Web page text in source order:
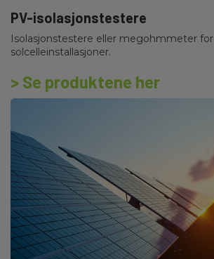
PV-isolasjonstestere
Isolasjonstestere eller megohmmeter for
solcelleinstallasjoner.
> Se produktene her